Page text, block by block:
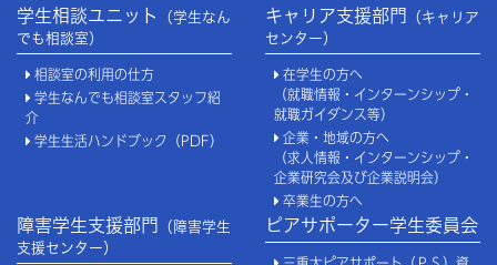
学生相談ユニット
（学生なん
でも相談室）
相談室の利用の仕方
学生なんでも相談室スタッフ紹
介
学生生活ハンドブック（PDF）
キャリア支援部門
（キャリア
センター）
在学生の方へ
（就職情報・インターンシップ・
就職ガイダンス等）
企業・地域の方へ
（求人情報・インターンシップ・
企業研究会及び企業説明会）
卒業生の方へ
障害学生支援部門
（障害学生
支援センター）
ピアサポーター学生委員会